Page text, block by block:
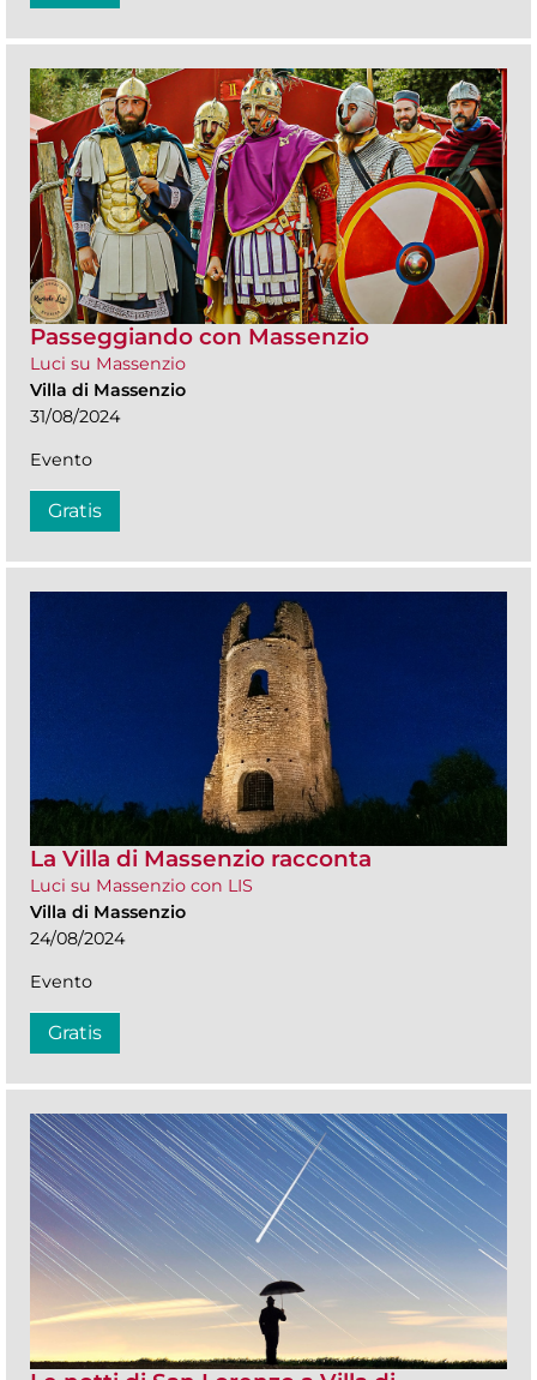
Passeggiando con Massenzio
Luci su Massenzio
Villa di Massenzio
31/08/2024
Evento
Gratis
La Villa di Massenzio racconta
Luci su Massenzio con LIS
Villa di Massenzio
24/08/2024
Evento
Gratis